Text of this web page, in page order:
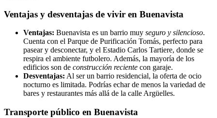
Ventajas y desventajas de vivir en Buenavista
Ventajas: Buenavista es un barrio muy seguro y silencioso.
Cuenta con el Parque de Purificación Tomás, perfecto para
pasear y desconectar, y el Estadio Carlos Tartiere, donde se
respira el ambiente futbolero. Además, la mayoría de los
edificios son de construcción reciente con garaje.
Desventajas: Al ser un barrio residencial, la oferta de ocio
nocturno es limitada. Podrías echar de menos la variedad de
bares y restaurantes más allá de la calle Argüelles.
Transporte público en Buenavista